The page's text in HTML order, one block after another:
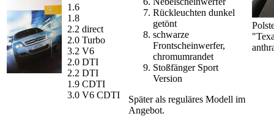
1.6
1.8
2.2 direct
2.0 Turbo
3.2 V6
2.0 DTI
2.2 DTI
1.9 CDTI
3.0 V6 CDTI
Rückleuchten dunkel
getönt
schwarze
Frontscheinwerfer,
chromumrandet
Stoßfänger Sport
Version
Später als reguläres Modell im
Angebot.